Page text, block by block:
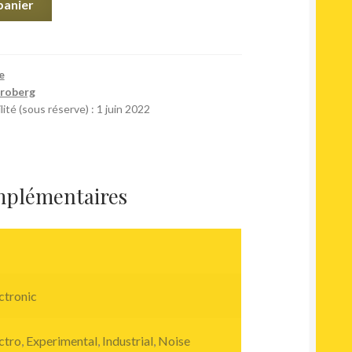
(sous réserve) : 1 juin 2022
, Experimental, Industrial, Noise